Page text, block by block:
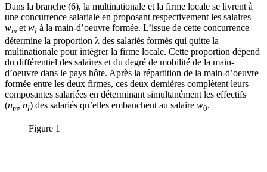
Dans la branche (6), la multinationale et la firme locale se livrent à
une concurrence salariale en proposant respectivement les salaires
wm et wl à la main-d’oeuvre formée. L’issue de cette concurrence
détermine la proportion λ des salariés formés qui quitte la
multinationale pour intégrer la firme locale. Cette proportion dépend
du différentiel des salaires et du degré de mobilité de la main-
d’oeuvre dans le pays hôte. Après la répartition de la main-d’oeuvre
formée entre les deux firmes, ces deux dernières complètent leurs
composantes salariées en déterminant simultanément les effectifs
(nm, nl) des salariés qu’elles embauchent au salaire w0.
Figure 1